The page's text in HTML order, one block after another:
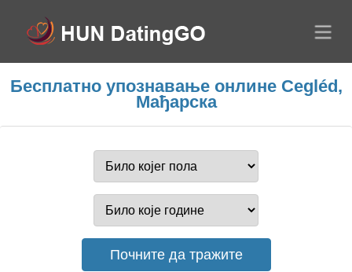
Бесплатно упознавање онлине Cegléd,
Мађарска